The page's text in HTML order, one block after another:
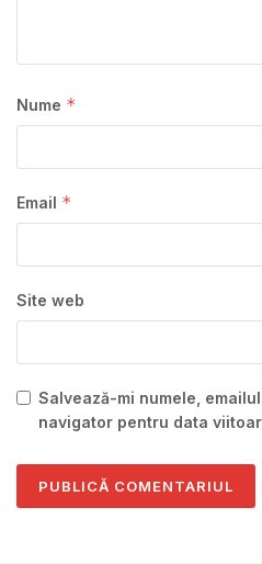
Nume *
Email *
Site web
Salvează-mi numele,
navigator pentru data